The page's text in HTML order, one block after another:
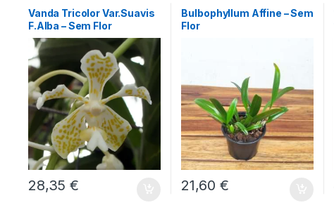
Vanda Tricolor Var.Suavis
F.Alba – Sem Flor
28,35€
Bulbophyllum Affine – Sem
Flor
21,60 €